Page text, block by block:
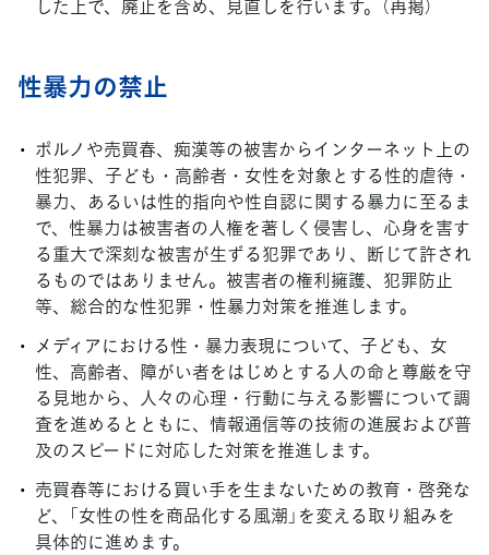
性暴力の禁止
ポルノや売買春、痴漢等の被害からインターネット上の
性犯罪、子ども・高齢者・女性を対象とする性的虐待・
暴力、あるいは性的指向や性自認に関する暴力に至るま
で、性暴力は被害者の人権を著しく侵害し、心身を害す
る重大で深刻な被害が生ずる犯罪であり、断じて許され
るものではありません。被害者の権利擁護、犯罪防止
等、総合的な性犯罪・性暴力対策を推進します。
メディアにおける性・暴力表現について、子ども、女
性、高齢者、障がい者をはじめとする人の命と尊厳を守
る見地から、人々の心理・行動に与える影響について調
査を進めるとともに、情報通信等の技術の進展および普
及のスピードに対応した対策を推進します。
売買春等における買い手を生まないための教育・啓発な
ど、「女性の性を商品化する風潮」を変える取り組みを
具体的に進めます。